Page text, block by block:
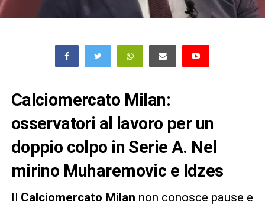
Calciomercato Milan:
osservatori al lavoro per un
doppio colpo in Serie A. Nel
mirino Muharemovic e Idzes
Calciomercato Milan non conosce pause e